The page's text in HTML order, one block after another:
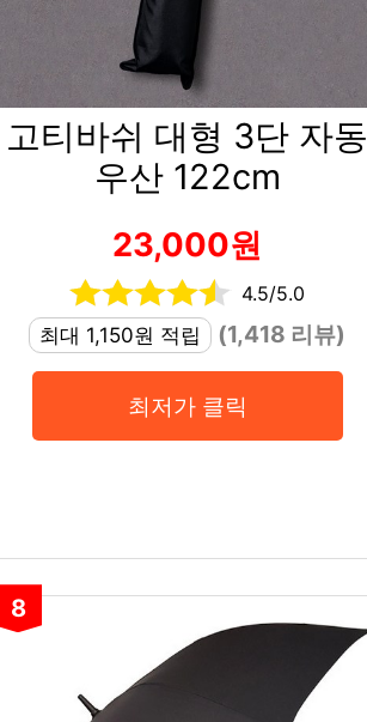
고티바쉬 대형 3단 자동
우산 122cm
23,000원
4.5/5.0
최대 1,150원 적립
(1,418 리뷰)
최저가 클릭
8